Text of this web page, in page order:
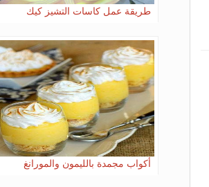
طريقة عمل كاسات التشيز كيك
أكواب مجمدة بالليمون والمورانغ